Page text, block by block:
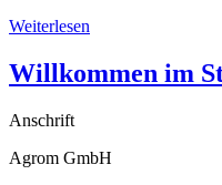
Weiterlesen
Willkommen im
Anschrift
Agrom GmbH